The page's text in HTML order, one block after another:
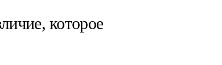
которое